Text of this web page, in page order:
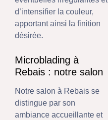
d’intensifier la couleur,
apportant ainsi la finition
désirée.
Microblading à
Rebais : notre salon
Notre salon à Rebais se
distingue par son
ambiance accueillante et